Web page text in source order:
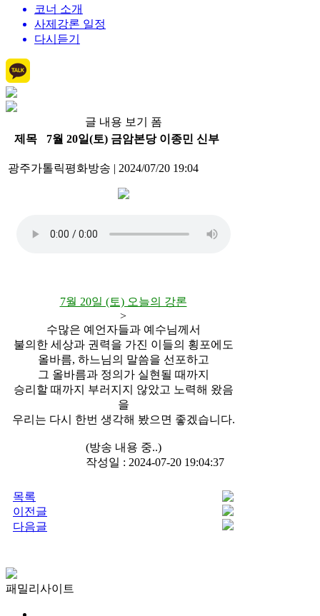
코너 소개
사제강론 일정
다시듣기
글 내용 보기 폼
제목
7월 20일(토) 금암본당 이종민 신부
광주가톨릭평화방송 | 2024/07/20 19:04
7월 20일 (토) 오늘의 강론
>
수많은 예언자들과 예수님께서
불의한 세상과 권력을 가진 이들의 횡포에도
올바름, 하느님의 말씀을 선포하고
그 올바름과 정의가 실현될 때까지
승리할 때까지 부러지지 않았고 노력해 왔음
을
우리는 다시 한번 생각해 봤으면 좋겠습니다.
(방송 내용 중..)
작성일 : 2024-07-20 19:04:37
목록
이전글
다음글
패밀리사이트